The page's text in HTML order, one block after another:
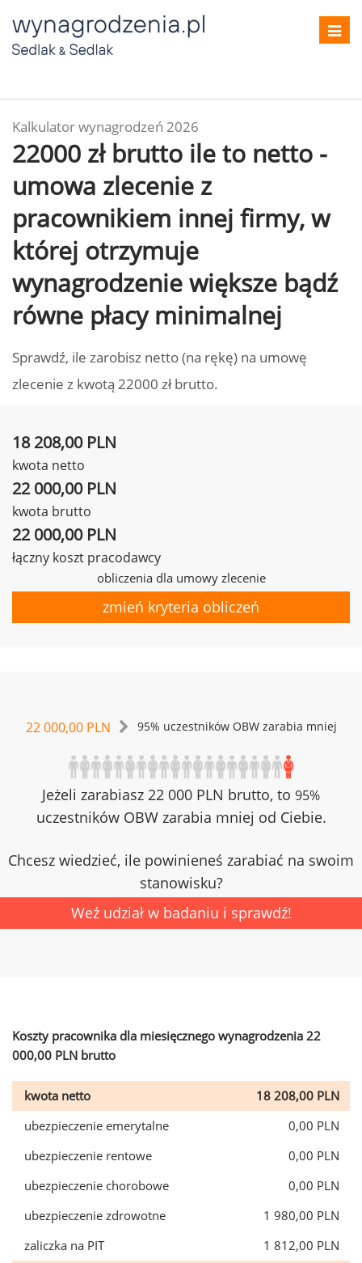
Kalkulator wynagrodzeń 2026
22000 zł brutto ile to netto -
umowa zlecenie z
pracownikiem innej firmy, w
której otrzymuje
wynagrodzenie większe bądź
równe płacy minimalnej
Sprawdź, ile zarobisz netto (na rękę) na umowę
zlecenie z kwotą 22000 zł brutto.
18 208,00 PLN
kwota netto
22 000,00 PLN
kwota brutto
22 000,00 PLN
łączny koszt pracodawcy
obliczenia dla umowy zlecenie
zmień kryteria obliczeń
22 000,00 PLN 95% uczestników OBW zarabia mniej
Jeżeli zarabiasz 22 000 PLN brutto, to 95%
uczestników OBW zarabia mniej od Ciebie.
Chcesz wiedzieć, ile powinieneś zarabiać na swoim
stanowisku?
Weź udział w badaniu i sprawdź!
Koszty pracownika dla miesięcznego wynagrodzenia 22
000,00 PLN brutto
kwota netto
18 208,00 PLN
ubezpieczenie emerytalne
0,00 PLN
ubezpieczenie rentowe
0,00 PLN
ubezpieczenie chorobowe
0,00 PLN
ubezpieczenie zdrowotne
1 980,00 PLN
zaliczka na PIT
1 812,00 PLN